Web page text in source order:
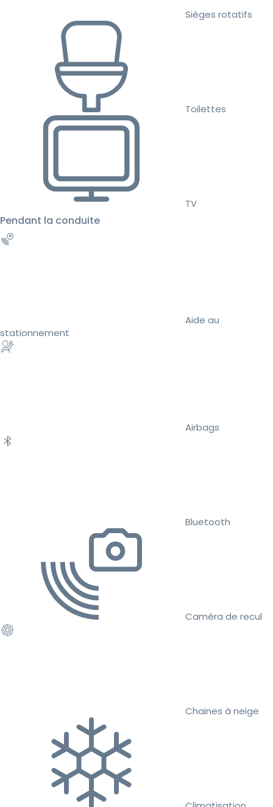
Sièges rotatifs
Toilettes
TV
Pendant la conduite
Aide au
stationnement
Airbags
Bluetooth
Caméra de recul
Chaines à neige